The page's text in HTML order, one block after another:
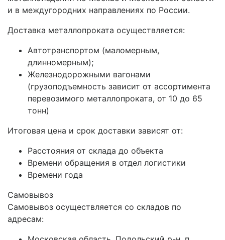
и в междугородних направлениях по России.
Доставка металлопроката осуществляется:
Автотранспортом (маломерным,
длинномерным);
Железнодорожными вагонами
(грузоподъемность зависит от ассортимента
перевозимого металлопроката, от 10 до 65
тонн)
Итоговая цена и срок доставки зависят от:
Расстояния от склада до объекта
Времени обращения в отдел логистики
Времени года
Самовывоз
Самовывоз осуществляется со складов по
адресам: